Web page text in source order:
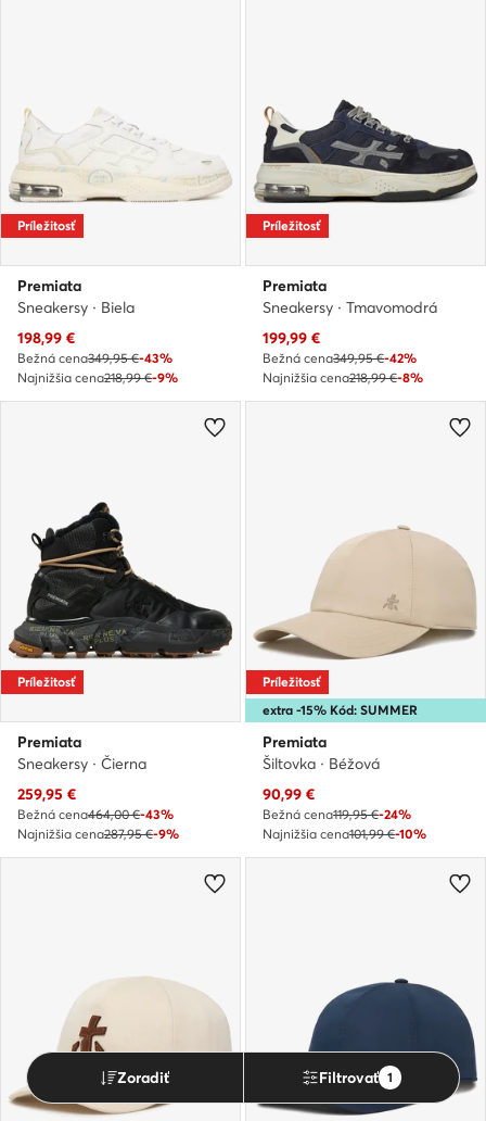
Príležitosť
Premiata
Sneakersy · Biela
Aktuálna cena
198,99 €
Bežná cena349,95 €-43%
Najnižšia cena218,99 €-9%
Príležitosť
Premiata
Sneakersy · Tmavomodrá
Aktuálna cena
199,99 €
Bežná cena349,95 €-42%
Najnižšia cena218,99 €-8%
Príležitosť
Premiata
Sneakersy · Čierna
Aktuálna cena
259,95 €
Bežná cena464,00 €-43%
Najnižšia cena287,95 €-9%
extra -15% Kód: SUMMER
Príležitosť
Premiata
Šiltovka · Béžová
Aktuálna cena
90,99 €
Bežná cena119,95 €-24%
Najnižšia cena101,99 €-10%
Zoradiť Filtrovať 1